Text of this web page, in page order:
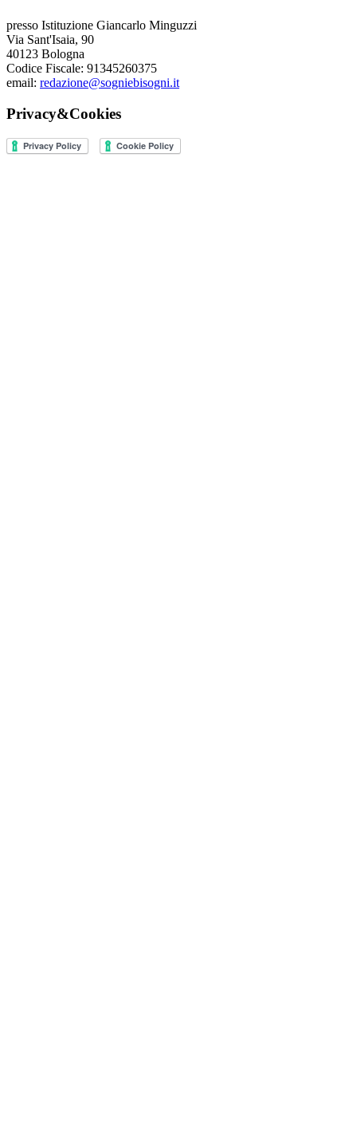
presso Istituzione Giancarlo Minguzzi
Via Sant'Isaia, 90
40123 Bologna
Codice Fiscale: 91345260375
email: redazione@sogniebisogni.it
Privacy&Cookies